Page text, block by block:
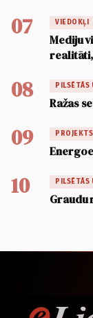
07 VIEDOKĻI
Mediju
realitāti,
08 PILSĒTĀS
Ražas
09 PROJEKTS
10 PILSĒTĀS
Graudu